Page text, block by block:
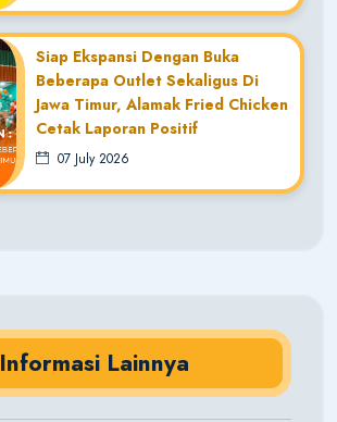
Siap Ekspansi Dengan Buka
Beberapa Outlet Sekaligus Di
Jawa Timur, Alamak Fried Chicken
Cetak Laporan Positif
07 July 2026
Informasi Lainnya